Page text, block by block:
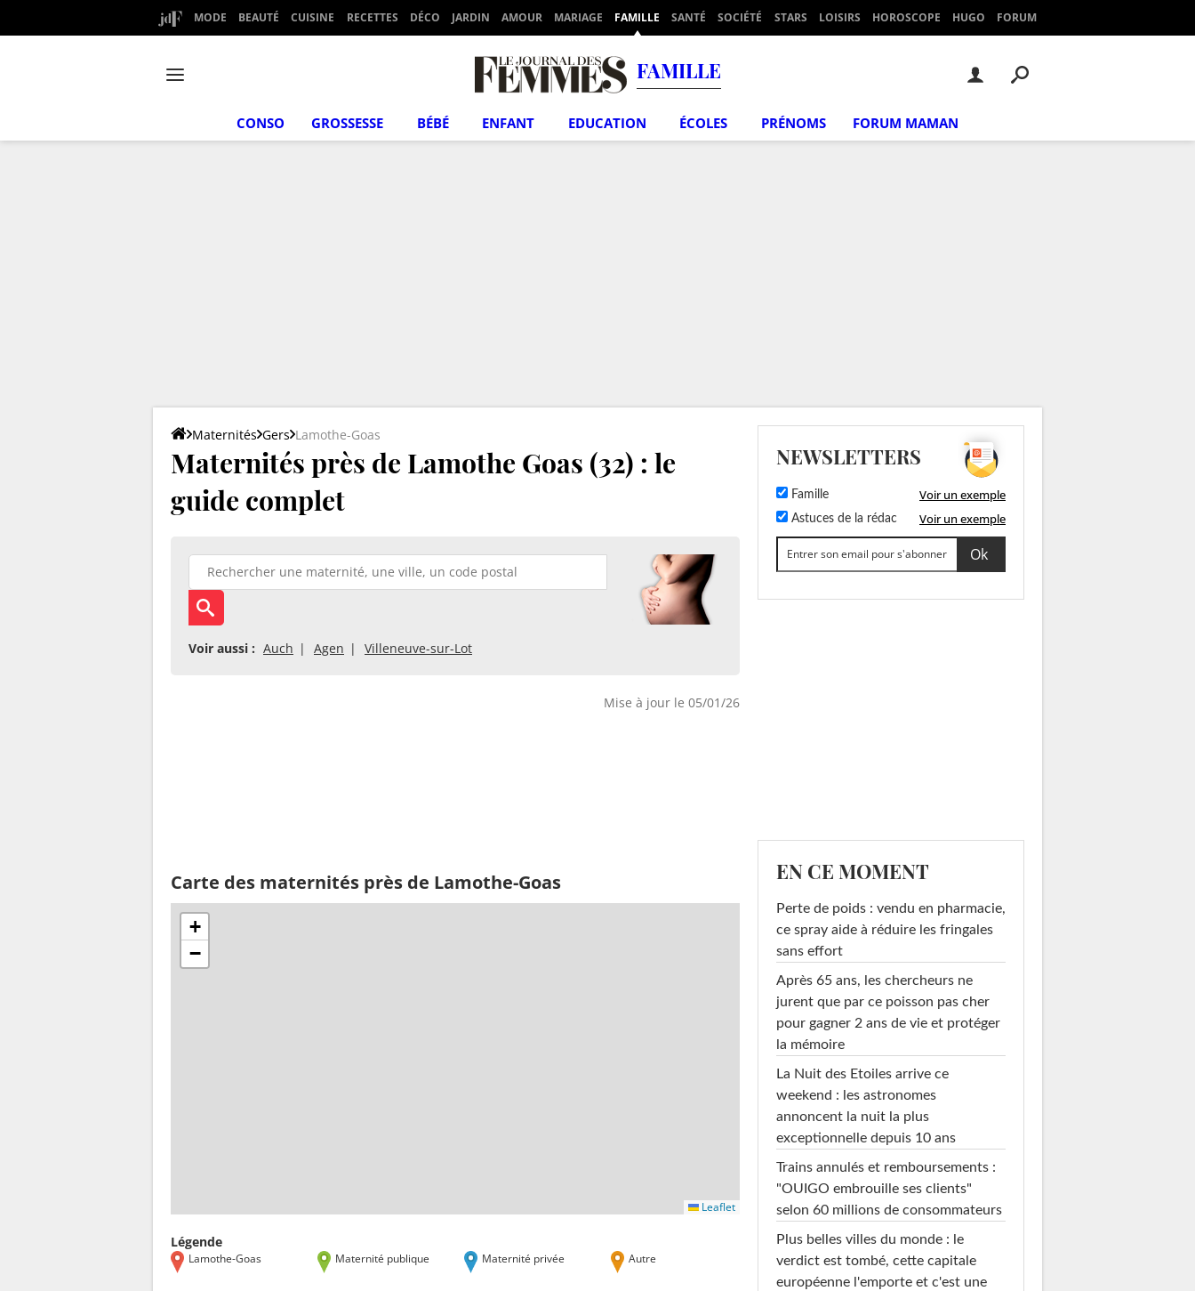
MODE BEAUTÉ CUISINE RECETTES DÉCO JARDIN AMOUR MARIAGE FAMILLE SANTÉ SOCIÉTÉ STARS LOISIRS HOROSCOPE HUGO FORUM
FAMILLE
CONSO GROSSESSE BÉBÉ ENFANT EDUCATION ÉCOLES PRÉNOMS FORUM MAMAN
Maternités Gers Lamothe-Goas
Maternités près de Lamothe Goas (32) : le
guide complet
Voir aussi : Auch Agen Villeneuve-sur-Lot
Mise à jour le 05/01/26
Carte des maternités près de Lamothe-Goas
+
−
Leaflet
Légende
Lamothe-Goas Maternité publique Maternité privée Autre
NEWSLETTERS
Famille Voir un exemple
Astuces de la rédac Voir un exemple
EN CE MOMENT
Perte de poids : vendu en pharmacie,
ce spray aide à réduire les fringales
sans effort
Après 65 ans, les chercheurs ne
jurent que par ce poisson pas cher
pour gagner 2 ans de vie et protéger
la mémoire
La Nuit des Etoiles arrive ce
weekend : les astronomes
annoncent la nuit la plus
exceptionnelle depuis 10 ans
Trains annulés et remboursements :
"OUIGO embrouille ses clients"
selon 60 millions de consommateurs
Plus belles villes du monde : le
verdict est tombé, cette capitale
européenne l'emporte et c'est une